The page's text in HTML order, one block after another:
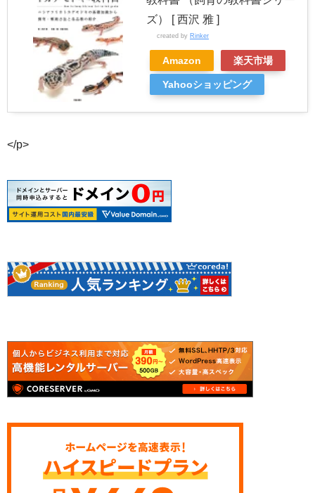
ズ） [ 西沢 雅 ]
created by Rinker
Amazon 楽天市場
Yahooショッピング
</p>